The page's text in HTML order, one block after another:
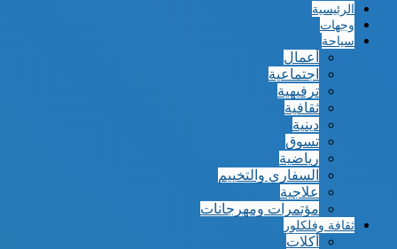
الرئيسية
وجهات
سياحة
أعمال
اجتماعية
ترفيهية
ثقافية
دينية
تسوق
رياضية
السفاري والتخييم
علاجية
مؤتمرات ومهرجانات
ثقافة وفلكلور
أكلات